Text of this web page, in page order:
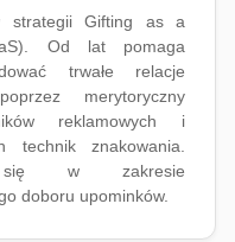
strategii Gifting as a
Od lat pomaga
trwałe relacje
merytoryczny
reklamowych i
technik znakowania.
się w zakresie
doboru upominków.